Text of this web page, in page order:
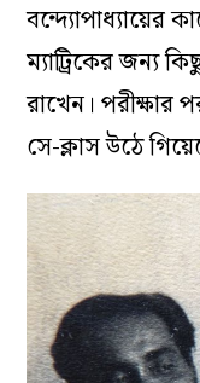
বন্দ্যোপাধ্যায়ের
ম্যাট্রিকের জন্য
রাখেন।
সে-ক্লাস উঠে